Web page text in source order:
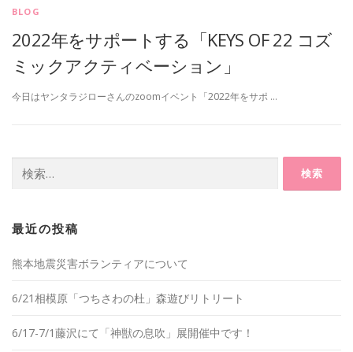
BLOG
2022年をサポートする「KEYS OF 22 コズ
ミックアクティベーション」
今日はヤンタラジローさんのzoomイベント「2022年をサポ …
索:
最近の投稿
熊本地震災害ボランティアについて
6/21相模原「つちさわの杜」森遊びリトリート
6/17-7/1藤沢にて「神獣の息吹」展開催中です！